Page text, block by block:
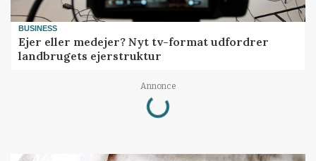
BUSINESS
Ejer eller medejer? Nyt tv-format udfordrer
landbrugets ejerstruktur
Annonce
Loading...